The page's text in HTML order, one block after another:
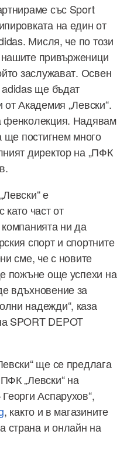
със Sport
на един от
Мисля, че по този
привърженици
заслужават. Освен
adidas ще бъдат
Академия „Левски“.
фенколекция. Надявам
ще постигнем много
директор на „ПФК
е
като част от
ни да
спорт и спортните
сме, че с новите
пожъне още успехи на
вдъхновение за
надежди“, каза
SPORT DEPOT
ще се предлага
„Левски“ на
Аспарухов“,
, както и в магазините
страна и онлайн на